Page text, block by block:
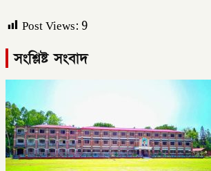
Post Views:9
সংশ্লিষ্ট সংবাদ